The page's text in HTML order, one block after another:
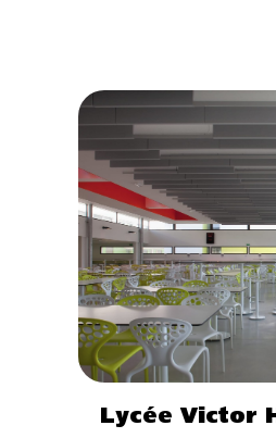
Lycée Victor